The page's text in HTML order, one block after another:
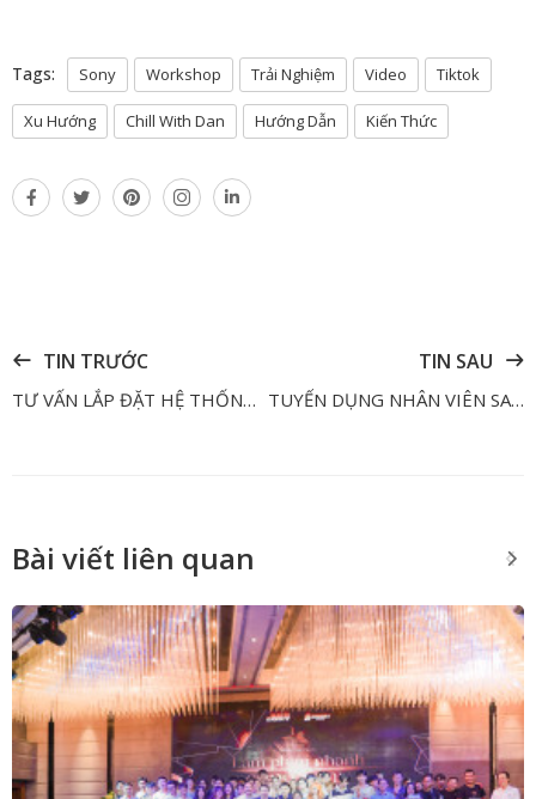
Tags: Sony Workshop Trải Nghiệm Video Tiktok
Xu Hướng Chill With Dan Hướng Dẫn Kiến Thức
TIN TRƯỚC
TƯ VẤN LẮP ĐẶT HỆ THỐNG ÂM THANH RESORT 5 SAO - FOUR THE SEASONS THE NAM HAI, HOI AN
TIN SAU
TUYỂN DỤNG NHÂN VIÊN SALES ONLINE - THU NHẬP 10-15 TRIỆU
Bài viết liên quan